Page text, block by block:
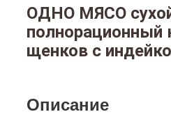
ОДНО МЯСО с
полнорационный
щенков с
Описание